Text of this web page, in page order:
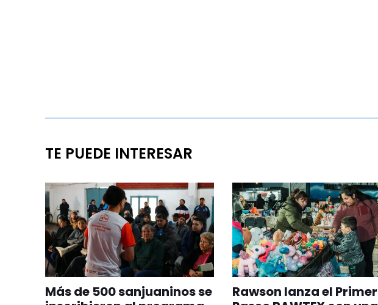
TE PUEDE INTERESAR
Más de 500 sanjuaninos se
Rawson lanza el Primer